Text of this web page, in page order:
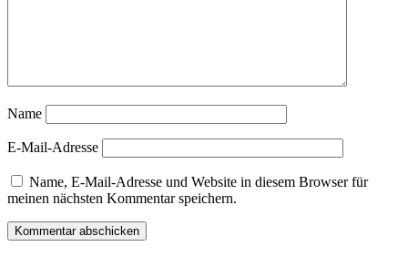
Name
E-Mail-Adresse
Name, E-Mail-Adresse und Website in diesem Browser für
meinen nächsten Kommentar speichern.